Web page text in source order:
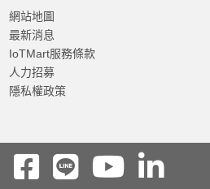
網站地圖
最新消息
IoTMart服務條款
人力招募
隱私權政策